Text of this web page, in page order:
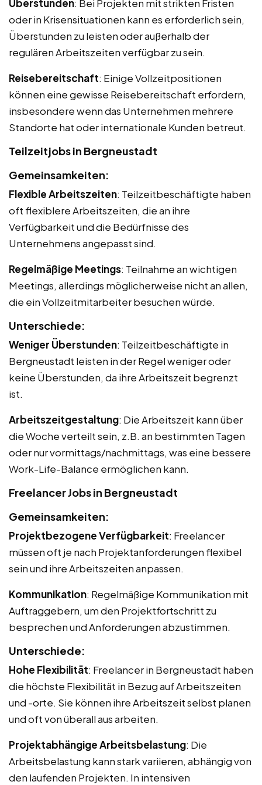
Überstunden: Bei Projekten mit strikten Fristen
oder in Krisensituationen kann es erforderlich sein,
Überstunden zu leisten oder außerhalb der
regulären Arbeitszeiten verfügbar zu sein.
Reisebereitschaft: Einige Vollzeitpositionen
können eine gewisse Reisebereitschaft erfordern,
insbesondere wenn das Unternehmen mehrere
Standorte hat oder internationale Kunden betreut.
Teilzeitjobs in Bergneustadt
Gemeinsamkeiten:
Flexible Arbeitszeiten: Teilzeitbeschäftigte haben
oft flexiblere Arbeitszeiten, die an ihre
Verfügbarkeit und die Bedürfnisse des
Unternehmens angepasst sind.
Regelmäßige Meetings: Teilnahme an wichtigen
Meetings, allerdings möglicherweise nicht an allen,
die ein Vollzeitmitarbeiter besuchen würde.
Unterschiede:
Weniger Überstunden: Teilzeitbeschäftigte in
Bergneustadt leisten in der Regel weniger oder
keine Überstunden, da ihre Arbeitszeit begrenzt
ist.
Arbeitszeitgestaltung: Die Arbeitszeit kann über
die Woche verteilt sein, z.B. an bestimmten Tagen
oder nur vormittags/nachmittags, was eine bessere
Work-Life-Balance ermöglichen kann.
Freelancer Jobs in Bergneustadt
Gemeinsamkeiten:
Projektbezogene Verfügbarkeit: Freelancer
müssen oft je nach Projektanforderungen flexibel
sein und ihre Arbeitszeiten anpassen.
Kommunikation: Regelmäßige Kommunikation mit
Auftraggebern, um den Projektfortschritt zu
besprechen und Anforderungen abzustimmen.
Unterschiede:
Hohe Flexibilität: Freelancer in Bergneustadt haben
die höchste Flexibilität in Bezug auf Arbeitszeiten
und -orte. Sie können ihre Arbeitszeit selbst planen
und oft von überall aus arbeiten.
Projektabhängige Arbeitsbelastung: Die
Arbeitsbelastung kann stark variieren, abhängig von
den laufenden Projekten. In intensiven